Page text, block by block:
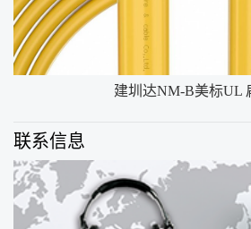
建圳达NM-B美标UL
联系信息